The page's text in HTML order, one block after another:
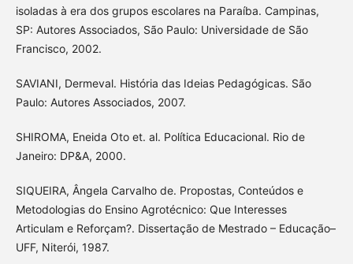
isoladas à era dos grupos escolares na Paraíba. Campinas,
SP: Autores Associados, São Paulo: Universidade de São
Francisco, 2002.
SAVIANI, Dermeval. História das Ideias Pedagógicas. São
Paulo: Autores Associados, 2007.
SHIROMA, Eneida Oto et. al. Política Educacional. Rio de
Janeiro: DP&A, 2000.
SIQUEIRA, Ângela Carvalho de. Propostas, Conteúdos e
Metodologias do Ensino Agrotécnico: Que Interesses
Articulam e Reforçam?. Dissertação de Mestrado – Educação–
UFF, Niterói, 1987.